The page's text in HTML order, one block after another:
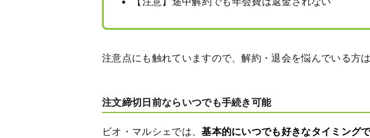
注意点にも触れていますので、解約・退会を悩んでいる方
注文締切日前ならいつでも手続き可能
ビオ・マルシェでは、基本的にいつでも好きなタイミング